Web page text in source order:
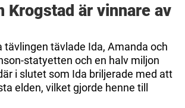
Krogstad är vinnare av
tävlingen tävlade Ida, Amanda och
statyetten och en halv miljon
i slutet som Ida briljerade med att
elden, vilket gjorde henne till